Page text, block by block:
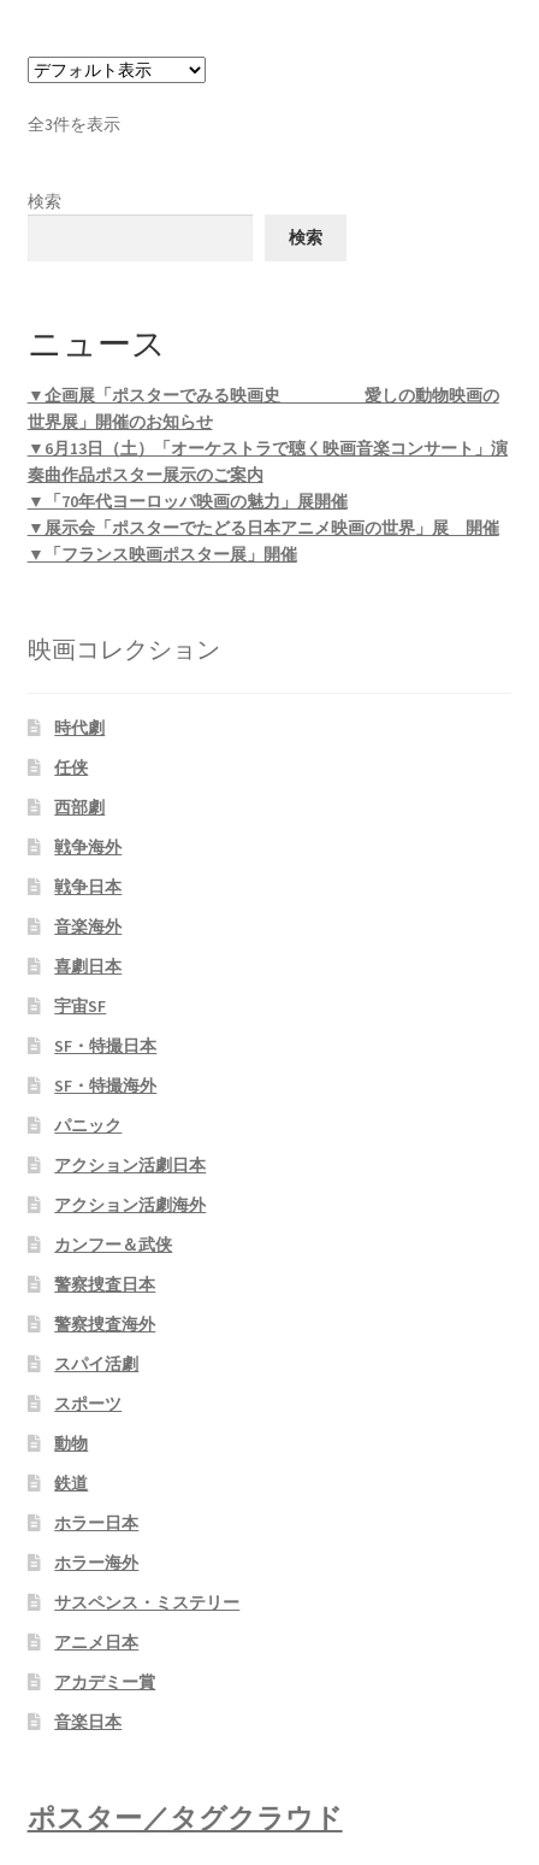
全3件を表示
検索
検索
ニュース
▼企画展「ポスターでみる映画史 愛しの動物映画の
世界展」開催のお知らせ
▼6月13日（土）「オーケストラで聴く映画音楽コンサート」演
奏曲作品ポスター展示のご案内
▼「70年代ヨーロッパ映画の魅力」展開催
▼展示会「ポスターでたどる日本アニメ映画の世界」展 開催
▼「フランス映画ポスター展」開催
映画コレクション
時代劇
任侠
西部劇
戦争海外
戦争日本
音楽海外
喜劇日本
宇宙SF
SF・特撮日本
SF・特撮海外
パニック
アクション活劇日本
アクション活劇海外
カンフー＆武侠
警察捜査日本
警察捜査海外
スパイ活劇
スポーツ
動物
鉄道
ホラー日本
ホラー海外
サスペンス・ミステリー
アニメ日本
アカデミー賞
音楽日本
ポスター／タグクラウド